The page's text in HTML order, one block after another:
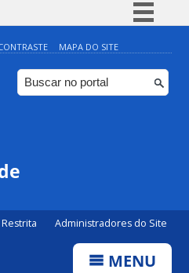
Simplifique!
Comunica BR
Participe
MAPA DO SITE
Administradores do Site
MENU